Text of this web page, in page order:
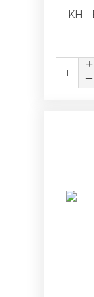
KH -